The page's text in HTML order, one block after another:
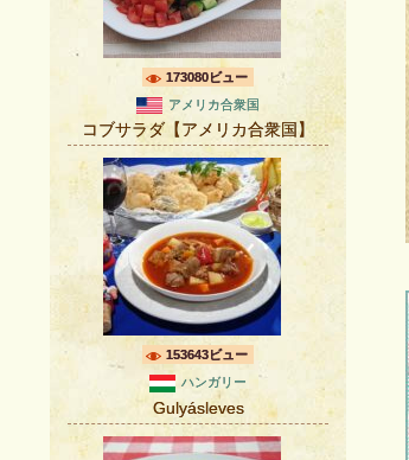
173080ビュー
アメリカ合衆国
コブサラダ【アメリカ合衆国】
153643ビュー
ハンガリー
Gulyásleves